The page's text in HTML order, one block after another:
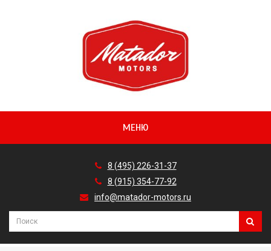
МЕНЮ
8 (495) 226-31-37
8 (915) 354-77-92
info@matador-motors.ru